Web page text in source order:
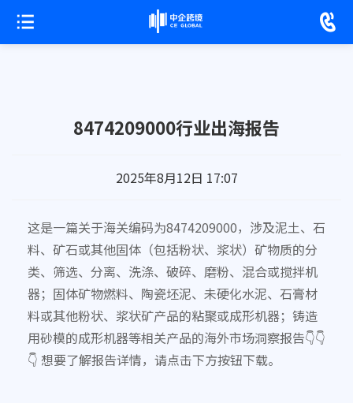
8474209000行业出海报告
2025年8月12日 17:07
这是一篇关于海关编码为8474209000，涉及泥土、石
料、矿石或其他固体（包括粉状、浆状）矿物质的分
类、筛选、分离、洗涤、破碎、磨粉、混合或搅拌机
器；固体矿物燃料、陶瓷坯泥、未硬化水泥、石膏材
料或其他粉状、浆状矿产品的粘聚或成形机器；铸造
用砂模的成形机器等相关产品的海外市场洞察报告👇👇
👇 想要了解报告详情，请点击下方按钮下载。